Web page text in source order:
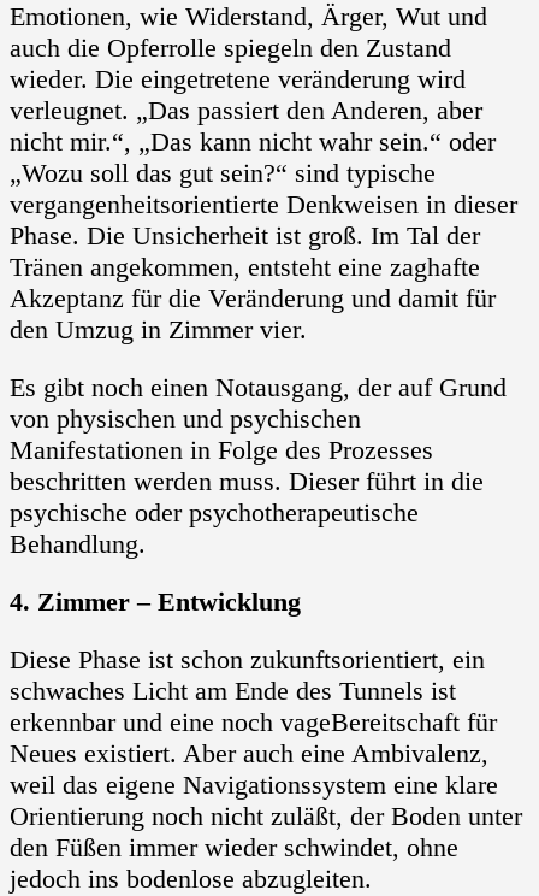
Emotionen, wie Widerstand, Ärger, Wut und
auch die Opferrolle spiegeln den Zustand
wieder. Die eingetretene veränderung wird
verleugnet. „Das passiert den Anderen, aber
nicht mir.“, „Das kann nicht wahr sein.“ oder
„Wozu soll das gut sein?“ sind typische
vergangenheitsorientierte Denkweisen in dieser
Phase. Die Unsicherheit ist groß. Im Tal der
Tränen angekommen, entsteht eine zaghafte
Akzeptanz für die Veränderung und damit für
den Umzug in Zimmer vier.
Es gibt noch einen Notausgang, der auf Grund
von physischen und psychischen
Manifestationen in Folge des Prozesses
beschritten werden muss. Dieser führt in die
psychische oder psychotherapeutische
Behandlung.
4. Zimmer – Entwicklung
Diese Phase ist schon zukunftsorientiert, ein
schwaches Licht am Ende des Tunnels ist
erkennbar und eine noch vageBereitschaft für
Neues existiert. Aber auch eine Ambivalenz,
weil das eigene Navigationssystem eine klare
Orientierung noch nicht zuläßt, der Boden unter
den Füßen immer wieder schwindet, ohne
jedoch ins bodenlose abzugleiten.